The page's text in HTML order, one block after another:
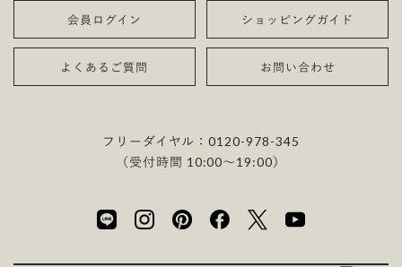
会員ログイン ショッピングガイド
よくあるご質問 お問い合わせ
フリーダイヤル：0120-978-345
（受付時間 10:00〜19:00）